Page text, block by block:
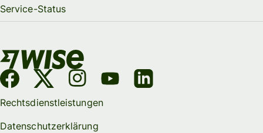
Service-Status
Rechtsdienstleistungen
Datenschutzerklärung